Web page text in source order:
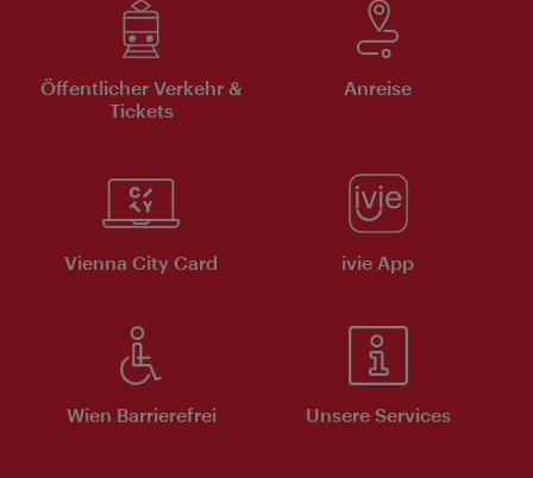
Öffentlicher Verkehr &
Tickets
Anreise
Vienna City Card ivie App
Wien Barrierefrei Unsere Services